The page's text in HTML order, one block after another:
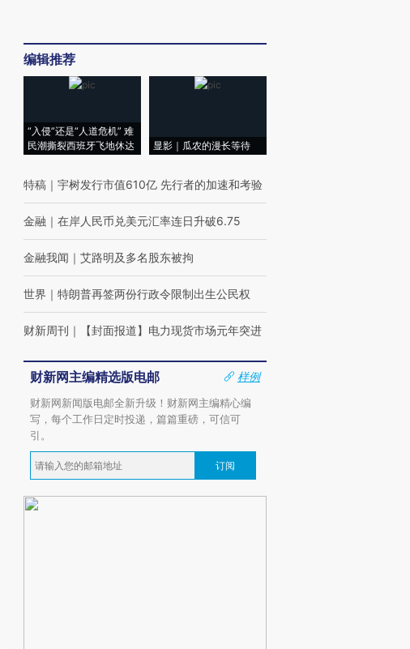
编辑推荐
“入侵”还是“人道危机” 难
民潮撕裂西班牙飞地休达
显影｜瓜农的漫长等待
特稿 ｜ 宇树发行市值610亿 先行者的加速和考验
金融 ｜ 在岸人民币兑美元汇率连日升破6.75
金融我闻 ｜ 艾路明及多名股东被拘
世界 ｜ 特朗普再签两份行政令限制出生公民权
财新周刊 ｜ 【封面报道】电力现货市场元年突进
财新网主编精选版电邮
样例
财新网新闻版电邮全新升级！财新网主编精心编
写，每个工作日定时投递，篇篇重磅，可信可
引。
订阅